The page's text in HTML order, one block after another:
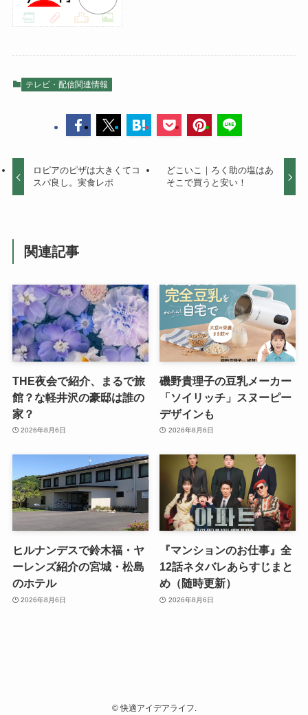
テレビ・配信関連情報
ロピアのピザは大きくてコ
スパ良し。実食レポ
どこいこ｜ろく助の塩はあ
そこで買うと安い！
関連記事
THE夜会で紹介、まるで旅
館？な軽井沢の豪邸は誰の
家？
2026年8月6日
磯野貴理子の豆乳メーカー
「ソイリッチ」スヌーピー
デザインも
2026年8月6日
ヒルナンデスで鈴木福・ヤ
ーレンズ紹介の宮城・松島
のホテル
2026年8月6日
『マンションのお仕事』全
12話ネタバレあらすじまと
め（随時更新）
2026年8月6日
©快適アイデアライフ.